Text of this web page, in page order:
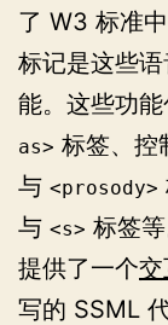
了 W3 标准
标记是这些
能。这些功
as> 标签、控
与 <prosody>
与 <s> 标签
提供了一个
写的 SSML